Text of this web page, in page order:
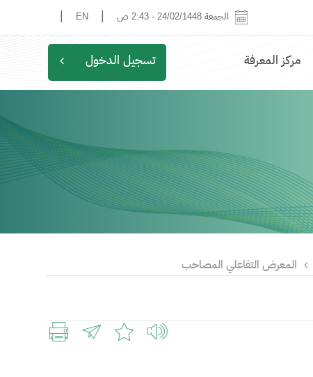
EN الجمعة 24/02/1448 - 2:43 ص
مركز المعرفة تسجيل الدخول
المعرض التفاعلي المصاحب